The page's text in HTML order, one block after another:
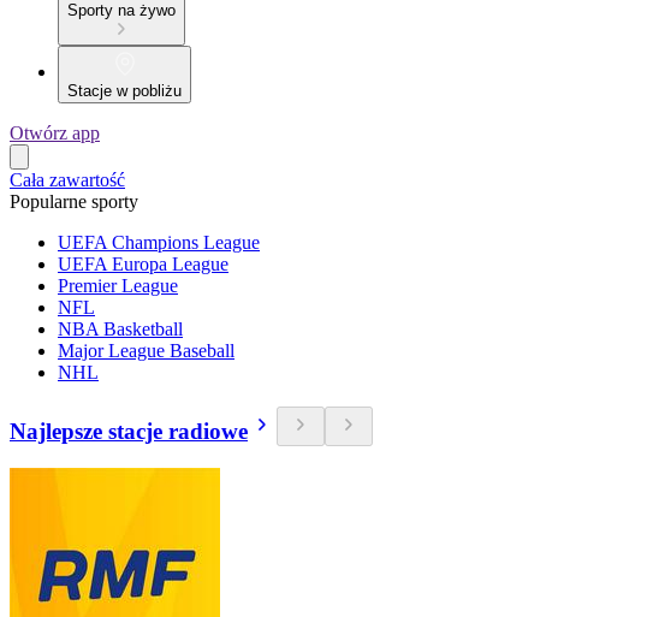
Sporty na żywo
Stacje w pobliżu
Otwórz app
Cała zawartość
Popularne sporty
UEFA Champions League
UEFA Europa League
Premier League
NFL
NBA Basketball
Major League Baseball
NHL
Najlepsze stacje radiowe